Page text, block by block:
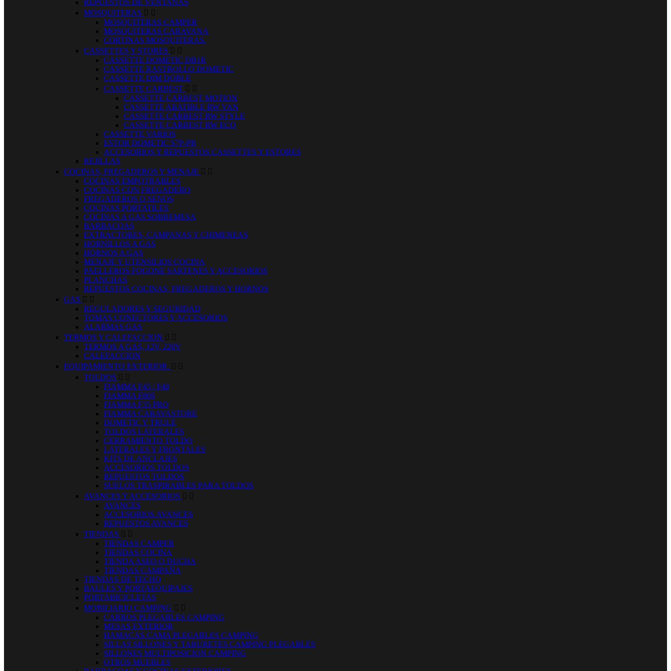
REPUESTOS DE VENTANAS
MOSQUITERAS  
MOSQUITERAS CAMPER
MOSQUITERAS CARAVANA
CORTINAS MOSQUITERAS.
CASSETTES Y STORES  
CASSETTE DOMETIC DB1R
CASSETTE RASTROLLO DOMETIC
CASSETTE DIM DOBLE
CASSETTE CARBEST  
CASSETTE CARBEST MOTION
CASSETTE ABATIBLE RW VAN
CASSETTE CARBEST RW STYLE
CASSETTE CARBEST RW ECO
CASSETTE VARIOS
ESTOR DOMETIC S7P-PB
ACCESORIOS Y REPUESTOS CASSETTES Y ESTORES
REJILLAS
COCINAS, FREGADEROS Y MENAJE  
COCINAS EMPOTRABLES
COCINAS CON FREGADERO
FREGADEROS O SENOS
COCINAS PORTATILES
COCINAS A GAS SOBREMESA
BARBACOAS
EXTRACTORES, CAMPANAS Y CHIMENEAS
HORNILLOS A GAS
HORNOS A GAS
MENAJE Y UTENSILIOS COCINA
PAELLEROS FOGONE SARTENES Y ACCESORIOS
PLANCHAS
REPUESTOS COCINAS, FREGADEROS Y HORNOS
GAS  
REGULADORES Y SEGURIDAD
TOMAS CONECTORES Y ACCESORIOS
ALARMAS GAS
TERMOS Y CALEFACCION  
TERMOS A GAS, 12V, 220V
CALEFACCION
EQUIPAMIENTO EXTERIOR.  
TOLDOS  
FIAMMA F45 / F40
FIAMMA F80S
FIAMMA F35 PRO
FIAMMA CARAVASTORE
DOMETIC Y TRULE
TOLDOS LATERALES
CERRAMIENTO TOLDO
LATERALES Y FRONTALES
KITS DE ANCLAJES
ACCESORIOS TOLDOS
REPUESTOS TOLDOS
SUELOS TRASPIRABLES PARA TOLDOS
AVANCES Y ACCESORIOS  
AVANCES
ACCESORIOS AVANCES
REPUESTOS AVANCES
TIENDAS  
TIENDAS CAMPER
TIENDAS COCINA
TIENDA ASEO O DUCHA
TIENDAS CAMPAÑA
TIENDAS DE TECHO
BAULES Y PORTAEQUIPAJES
PORTABICICLETAS
MOBILIARIO CAMPING  
CARROS PLEGABLES CAMPING
MESAS EXTERIOR
HAMACAS CAMA PLEGABLES CAMPING
SILLAS SILLONES Y TABURETES CAMPING PLEGABLES
SILLONES MULTIPOSICION CAMPING
OTROS MUEBLES